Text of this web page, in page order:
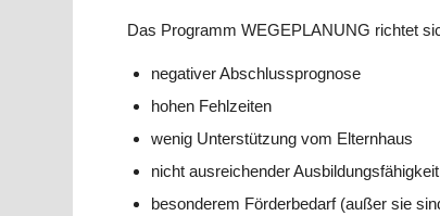
Das Programm WEGEPLANUNG richtet
negativer Abschlussprognose
hohen Fehlzeiten
wenig Unterstützung vom Elternhaus
nicht ausreichender Ausbildungsfähigkeit
besonderem Förderbedarf (außer sie